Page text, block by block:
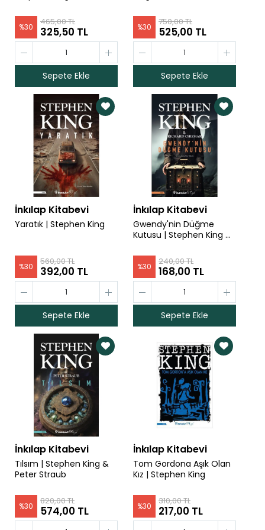
Kürk Mantolu Madonna - Livaneli Kitaplığı
| Sabahattin Ali
94,50 TL 47,25 TL
İçimizdeki Şeytan - Livaneli Kitaplığı |
Sabahattin Ali
133,00 TL 66,50 TL
Kuyucaklı Yusuf - Livaneli Kitaplığı |
Sabahattin Ali
115,50 TL 57,75 TL
Gulyabani - Livaneli Kitaplığı | Hüseyin
Rahmi Gürpınar
Mürebbiye - Livaneli Kitaplığı | Hüseyin
Ayaşlı ile Kiracıları - Livaneli Kitaplığı |
Memduh Şevket Esendal
115,50 TL 57,75 TL
Mai ve Siyah - Livaneli Kitaplığı | Halid
Ziya Uşaklıgil
224,00 TL
112,00 TL
Kırık Hayatlar - Livaneli Kitaplığı | Halid
Ziya Uşaklıgil
154,00 TL
Çingeneler- Livaneli Kitaplığı | Osman
Cemal Kaygılı
133,00 TL 66,50 TL
94,50 TL
%30 465,00 TL
325,50 TL
Sepete Ekle
%30 750,00 TL
525,00 TL
Sepete Ekle
İnkılap Kitabevi
Yaratık | Stephen King
%30 560,00 TL
392,00 TL
Sepete Ekle
İnkılap Kitabevi
Gwendy'nin Düğme
Kutusu | Stephen King &
%30 240,00 TL
168,00 TL
Sepete Ekle
İnkılap Kitabevi
Tılsım | Stephen King &
Peter Straub
%30 820,00 TL
574,00 TL
İnkılap Kitabevi
Tom Gordona Aşık Olan
Kız | Stephen King
%30 310,00 TL
217,00 TL